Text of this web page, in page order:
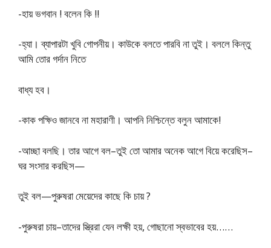
-হায় ভগবান ! বলেন কি !!
-হ্যা। ব্যাপারটা খুবি গােপনীয়। কাউকে বলতে পারবি না তুই। বললে কিন্তু
আমি তাের গর্দান নিতে
বাধ্য হব।
-কাক পক্ষিও জানবে না মহারাণী। আপনি নিশ্চিন্তে বলুন আমাকে!
-আচ্ছা বলছি। তার আগে বল–তুই তাে আমার অনেক আগে বিয়ে করেছিস–
ঘর সংসার করছিস—
তুই বল—পুরুষরা মেয়েদের কাছে কি চায় ?
-পুরুষরা চায়–তাদের স্ত্রিরা যেন লক্ষী হয়, গােছানাে স্বভাবের হয়……